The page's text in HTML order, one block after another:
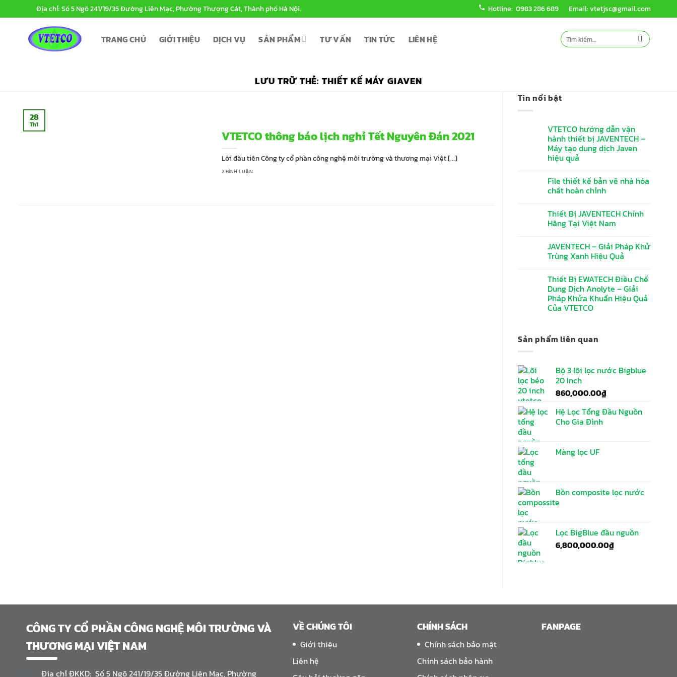
qua
Địa chỉ: Số 5 Ngõ 241/19/35 Đường Liên Mạc, Phường Thượng Cát, Thành phố Hà Nội. Hotline: 0983 286 689 Email: vtetjsc@gmail.com
TRANG CHỦ GIỚI THIỆU DỊCH VỤ SẢN PHẨM TƯ VẤN TIN TỨC LIÊN HỆ
Tìm
kiếm:
LƯU TRỮ THẺ:THIẾT KẾ MÁY GIAVEN
VTETCO thông báo lịch nghỉ Tết Nguyên Đán 2021
Lời đầu tiên Công ty cổ phần công nghệ môi trường và thương mại Việt [...]
2 BÌNH LUẬN
28
Th1
Tin nổi bật
VTETCO hướng dẫn vận
hành thiết bị JAVENTECH –
Máy tạo dung dịch Javen
hiệu quả
File thiết kế bản vẽ nhà hóa
chất hoàn chỉnh
Thiết Bị JAVENTECH Chính
Hãng Tại Việt Nam
JAVENTECH – Giải Pháp Khử
Trùng Xanh Hiệu Quả
Thiết Bị EWATECH Điều Chế
Dung Dịch Anolyte – Giải
Pháp Khửa Khuẩn Hiệu Quả
Của VTETCO
Sản phẩm liên quan
Bộ 3 lõi lọc nước Bigblue
20 Inch
860,000.00₫
Hệ Lọc Tổng Đầu Nguồn
Cho Gia Đình
Màng lọc UF
Bồn composite lọc nước
Lọc BigBlue đầu nguồn
6,800,000.00₫
CÔNG TY CỔ PHẦN CÔNG NGHỆ MÔI TRƯỜNG VÀ
THƯƠNG MẠI VIỆT NAM
Địa chỉ ĐKKD: Số 5 Ngõ 241/19/35 Đường Liên Mạc, Phường
VỀ CHÚNG TÔI
Giới thiệu
Liên hệ
CHÍNH SÁCH
Chính sách bảo mật
Chính sách bảo hành
FANPAGE